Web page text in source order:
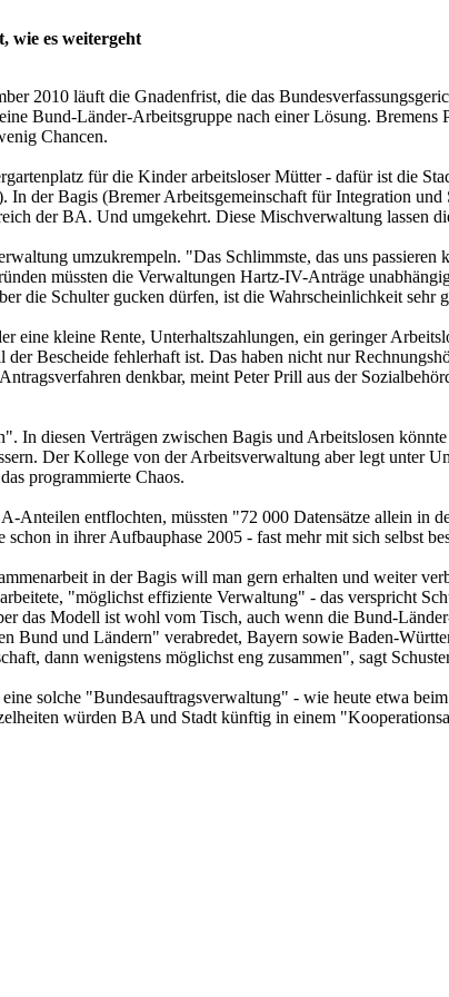
wie es weitergeht
2010 läuft die Gnadenfrist, die das
Bund-Länder-Arbeitsgruppe nach einer Lösung.
Chancen.
für die Kinder arbeitsloser Mütter - dafür ist die
der Bagis (Bremer Arbeitsgemeinschaft für Integration und
der BA. Und umgekehrt. Diese Mischverwaltung lassen
umzukrempeln. "Das Schlimmste, das uns passieren
müssten die Verwaltungen Hartz-IV-Anträge
die Schulter gucken dürfen, ist die Wahrscheinlichkeit sehr
eine kleine Rente, Unterhaltszahlungen, ein geringer
Bescheide fehlerhaft ist. Das haben nicht nur
denkbar, meint Peter Prill aus der
In diesen Verträgen zwischen Bagis und Arbeitslosen
Der Kollege von der Arbeitsverwaltung aber legt unter
programmierte Chaos.
entflochten, müssten "72 000 Datensätze allein in
in ihrer Aufbauphase 2005 - fast mehr mit sich selbst
in der Bagis will man gern erhalten und weiter
"möglichst effiziente Verwaltung" - das verspricht
das Modell ist wohl vom Tisch, auch wenn die Bund-
Bund und Ländern" verabredet, Bayern sowie Baden-
dann wenigstens möglichst eng zusammen", sagt
solche "Bundesauftragsverwaltung" - wie heute etwa
würden BA und Stadt künftig in einem